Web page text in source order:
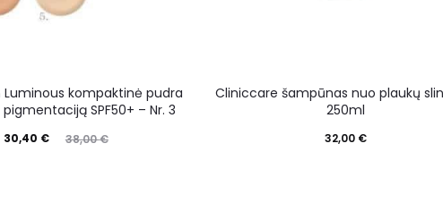
kompaktinė pudra
SPF50+ – Nr. 3
38,00€
30,40 €
Cliniccare šampūnas nuo plaukų
250ml
32,00 €